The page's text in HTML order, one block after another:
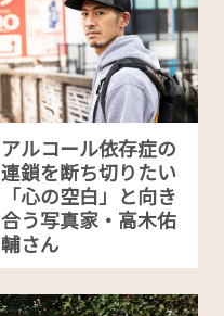
アルコール依存症の
連鎖を断ち切りたい
「心の空白」と向き
合う写真家・高木佑
輔さん